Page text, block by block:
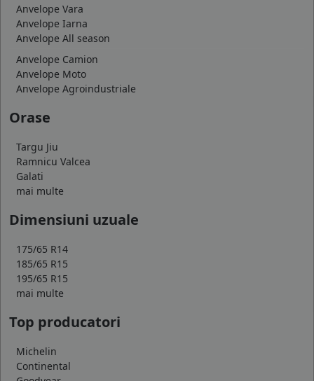
Anvelope Vara
Anvelope Iarna
Anvelope All season
Anvelope Camion
Anvelope Moto
Anvelope Agroindustriale
Orase
Targu Jiu
Ramnicu Valcea
Galati
mai multe
Dimensiuni uzuale
175/65 R14
185/65 R15
195/65 R15
mai multe
Top producatori
Michelin
Continental